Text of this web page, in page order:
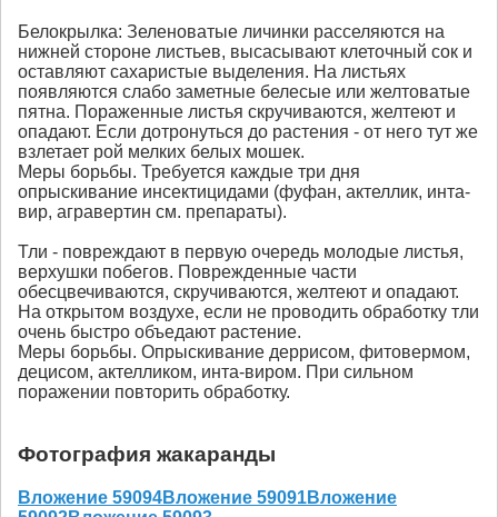
Белокрылка: Зеленоватые личинки расселяются на
нижней стороне листьев, высасывают клеточный сок и
оставляют сахаристые выделения. На листьях
появляются слабо заметные белесые или желтоватые
пятна. Пораженные листья скручиваются, желтеют и
опадают. Если дотронуться до растения - от него тут же
взлетает рой мелких белых мошек.
Меры борьбы. Требуется каждые три дня
опрыскивание инсектицидами (фуфан, актеллик, инта-
вир, агравертин см. препараты).
Тли - повреждают в первую очередь молодые листья,
верхушки побегов. Поврежденные части
обесцвечиваются, скручиваются, желтеют и опадают.
На открытом воздухе, если не проводить обработку тли
очень быстро объедают растение.
Меры борьбы. Опрыскивание деррисом, фитовермом,
децисом, актелликом, инта-виром. При сильном
поражении повторить обработку.
Фотография жакаранды
Вложение 59094Вложение 59091Вложение